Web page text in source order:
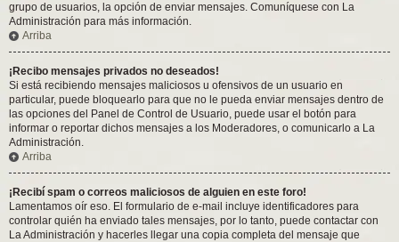
grupo de usuarios, la opción de enviar mensajes. Comuníquese con La
Administración para más información.
Arriba
¡Recibo mensajes privados no deseados!
Si está recibiendo mensajes maliciosos u ofensivos de un usuario en
particular, puede bloquearlo para que no le pueda enviar mensajes dentro de
las opciones del Panel de Control de Usuario, puede usar el botón para
informar o reportar dichos mensajes a los Moderadores, o comunicarlo a La
Administración.
Arriba
¡Recibí spam o correos maliciosos de alguien en este foro!
Lamentamos oír eso. El formulario de e-mail incluye identificadores para
controlar quién ha enviado tales mensajes, por lo tanto, puede contactar con
La Administración y hacerles llegar una copia completa del mensaje que